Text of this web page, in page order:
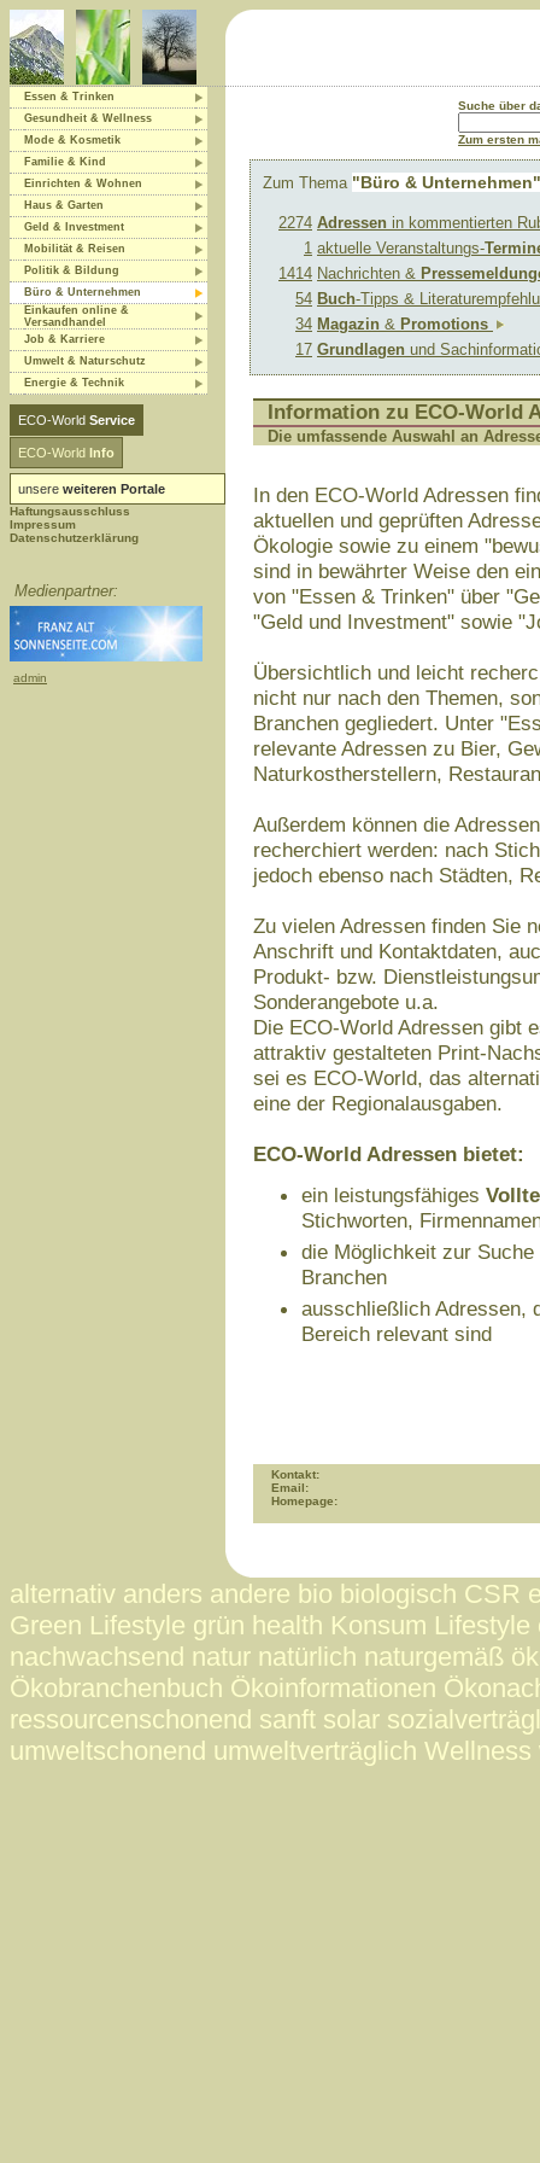
Essen & Trinken
Gesundheit & Wellness
Mode & Kosmetik
Familie & Kind
Einrichten & Wohnen
Haus & Garten
Geld & Investment
Mobilität & Reisen
Politik & Bildung
Büro & Unternehmen
Einkaufen online &
Versandhandel
Job & Karriere
Umwelt & Naturschutz
Energie & Technik
ECO-World Service
ECO-World Info
unsere weiteren Portale
Haftungsausschluss
Impressum
Datenschutzerklärung
Medienpartner:
admin
Suche über
Zum ersten
Zum Thema "Büro & Unternehmen"
2274 Adressen in kommentierten
1 aktuelle Veranstaltungs-
1414 Nachrichten &
54 Buch-Tipps &
34 Magazin & Promotions
17 Grundlagen und
Information zu ECO-World
Die umfassende Auswahl an
In den ECO-World Adressen
aktuellen und geprüften
Ökologie sowie zu einem
sind in bewährter Weise den
von "Essen & Trinken" über
"Geld und Investment" sowie
Übersichtlich und leicht
nicht nur nach den Themen,
Branchen gegliedert. Unter
relevante Adressen zu Bier,
Naturkostherstellern,
Außerdem können die
recherchiert werden: nach
jedoch ebenso nach Städten,
Zu vielen Adressen finden Sie
Anschrift und Kontaktdaten,
Produkt- bzw.
Sonderangebote u.a.
Die ECO-World Adressen gibt
attraktiv gestalteten Print-
sei es ECO-World, das
eine der Regionalausgaben.
ECO-World Adressen bietet:
ein leistungsfähiges
Stichworten,
die Möglichkeit zur
Branchen
ausschließlich Adressen,
Bereich relevant sind
Kontakt:
Email:
Homepage:
alternativ anders andere bio biologisch CSR
Green Lifestyle grün health Konsum
nachwachsend natur natürlich naturgemäß
Ökobranchenbuch Ökoinformationen
ressourcenschonend sanft solar
umweltschonend umweltverträglich